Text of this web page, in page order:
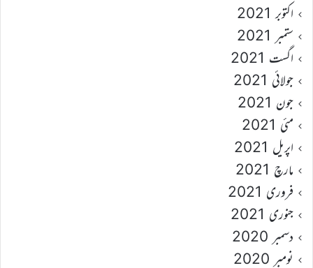
اکتوبر 2021
ستمبر 2021
اگست 2021
جولائی 2021
جون 2021
مئی 2021
اپریل 2021
مارچ 2021
فروری 2021
جنوری 2021
دسمبر 2020
نومبر 2020